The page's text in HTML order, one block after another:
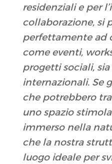
residenziali e per
collaborazione, si
perfettamente ad
come eventi,
progetti sociali,
internazionali. Se
che potrebbero
uno spazio
immerso nella
che la nostra
luogo ideale per